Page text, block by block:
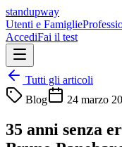
standupway
Utenti e Famiglie
AccediFai il test
Tutti gli articoli
Blog
24 marzo
35 anni senza